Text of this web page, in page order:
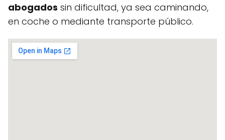
abogados sin dificultad, ya sea caminando,
en coche o mediante transporte público.